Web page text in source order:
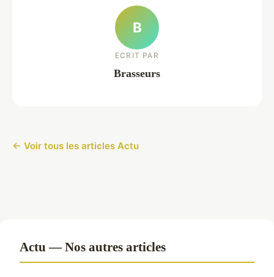
B
ECRIT PAR
Brasseurs
← Voir tous les articles Actu
Actu — Nos autres articles